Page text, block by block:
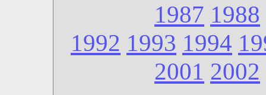
1987 1988
1992 1993 1994
2001 2002